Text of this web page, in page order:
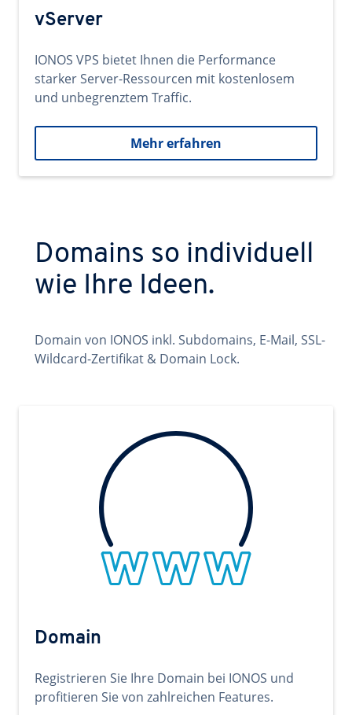
vServer
IONOS VPS bietet Ihnen die Performance
starker Server-Ressourcen mit kostenlosem
und unbegrenztem Traffic.
Mehr erfahren
Domains so individuell
wie Ihre Ideen.
Domain von IONOS inkl. Subdomains, E-Mail, SSL-
Wildcard-Zertifikat & Domain Lock.
Domain
Registrieren Sie Ihre Domain bei IONOS und
profitieren Sie von zahlreichen Features.